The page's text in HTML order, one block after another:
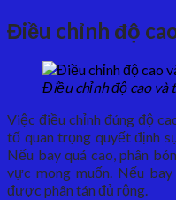
Điều chỉnh độ
Điều chỉnh độ cao và
Việc điều chỉnh đúng độ
tố quan trọng quyết định
Nếu bay quá cao, phân
vực mong muốn. Nếu
được phân tán đủ rộng.